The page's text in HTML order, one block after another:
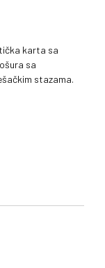
karta sa
sa
stazama.